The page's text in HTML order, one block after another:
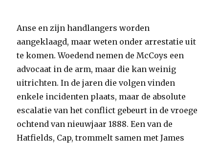
Anse en zijn handlangers worden
aangeklaagd, maar weten onder arrestatie uit
te komen. Woedend nemen de McCoys een
advocaat in de arm, maar die kan weinig
uitrichten. In de jaren die volgen vinden
enkele incidenten plaats, maar de absolute
escalatie van het conflict gebeurt in de vroege
ochtend van nieuwjaar 1888. Een van de
Hatfields, Cap, trommelt samen met James